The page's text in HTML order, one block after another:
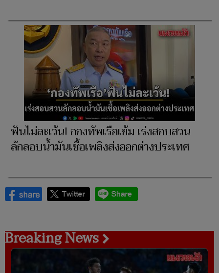
ฟันไม่ละเว้น! กองทัพเรือเข้ม เร่งสอบสวน
ลักลอบน้ำมันเชื้อเพลิงส่งออกต่างประเทศ
Breaking News